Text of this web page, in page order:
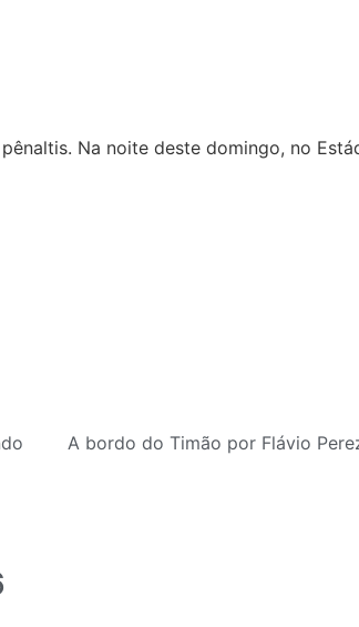
Na noite deste domingo, no
A bordo do Timão por Flávio